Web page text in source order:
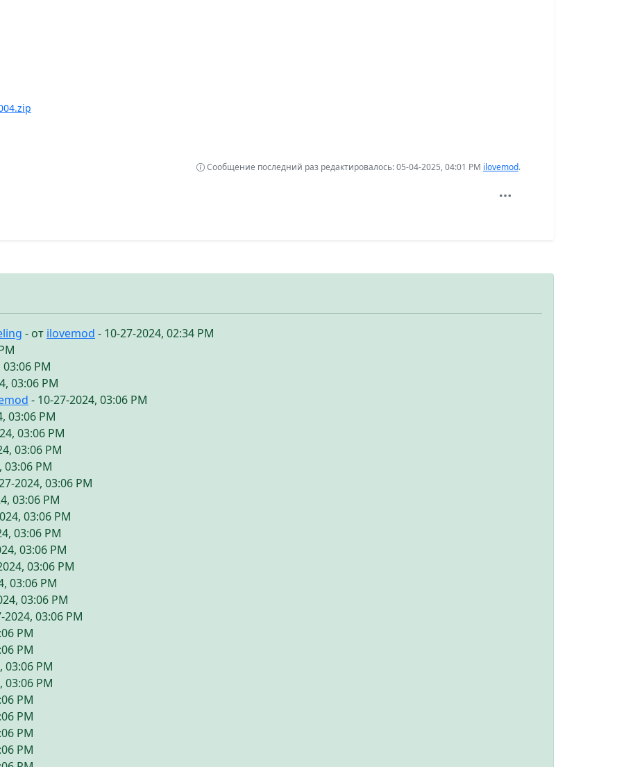
Сообщение последний раз редактировалось: 05-04-2025, 04:01 PM ilovemod.
- от ilovemod - 10-27-2024, 02:34 PM
PM
03:06 PM
- 10-27-2024, 03:06 PM
03:06 PM
03:06 PM
03:06 PM
03:06 PM
2024, 03:06 PM
03:06 PM
03:06 PM
03:06 PM
03:06 PM
03:06 PM
03:06 PM
03:06 PM
2024, 03:06 PM
PM
PM
03:06 PM
03:06 PM
PM
PM
PM
PM